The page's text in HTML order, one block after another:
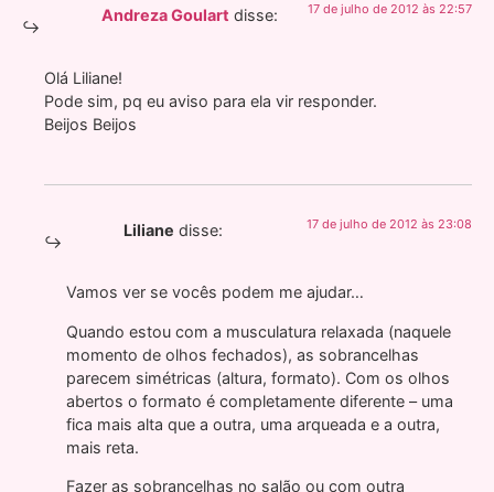
Andreza Goulart disse: 17 de julho de 2012 às 22:57
Olá Liliane!
Pode sim, pq eu aviso para ela vir responder.
Beijos Beijos
Liliane disse: 17 de julho de 2012 às 23:08
Vamos ver se vocês podem me ajudar…
Quando estou com a musculatura relaxada (naquele
momento de olhos fechados), as sobrancelhas
parecem simétricas (altura, formato). Com os olhos
abertos o formato é completamente diferente – uma
fica mais alta que a outra, uma arqueada e a outra,
mais reta.
Fazer as sobrancelhas no salão ou com outra